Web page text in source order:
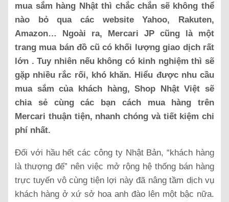
mua sắm hàng Nhật thì chắc chắn sẽ không thể
nào bỏ qua các website Yahoo, Rakuten,
Amazon… Ngoài ra, Mercari JP cũng là một
trang mua bán đồ cũ có khối lượng giao dịch rất
lớn . Tuy nhiên nếu không có kinh nghiệm thì sẽ
gặp nhiều rắc rối, khó khăn. Hiểu được nhu cầu
mua sắm của khách hàng, Shop Nhật Việt sẽ
chia sẻ cùng các bạn cách mua hàng trên
Mercari thuận tiện, nhanh chóng và tiết kiệm chi
phí nhất.
Đối với hầu hết các công ty Nhật Bản, “khách hàng
là thượng đế” nên việc mở rộng hệ thống bán hàng
trực tuyến vô cùng tiện lợi này đã nâng tầm dịch vụ
khách hàng ở xứ sở hoa anh đào lên một bậc nữa.